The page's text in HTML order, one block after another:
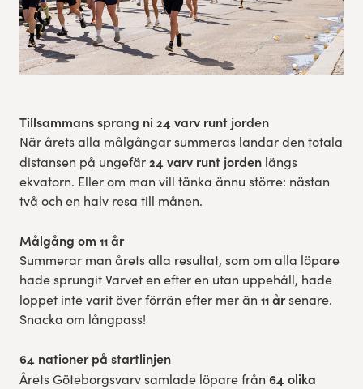
Tillsammans sprang ni 24 varv runt jorden
När årets alla målgångar summeras landar den totala
distansen på ungefär24 varv runt jordenlängs
ekvatorn. Eller om man vill tänka ännu större: nästan
två och en halv resa till månen.
Målgång om 11 år
Summerar man årets alla resultat, som om alla löpare
hade sprungit Varvet en efter en utan uppehåll, hade
loppet inte varit över förrän efter mer än 11 årsenare.
Snacka om långpass!
64 nationer på startlinjen
Årets Göteborgsvarv samlade löpare från 64 olika